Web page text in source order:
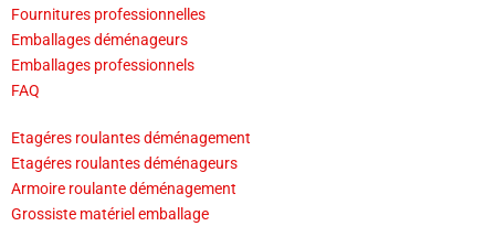
Fournitures professionnelles
Emballages déménageurs
Emballages professionnels
FAQ
Etagéres roulantes déménagement
Etagéres roulantes déménageurs
Armoire roulante déménagement
Grossiste matériel emballage